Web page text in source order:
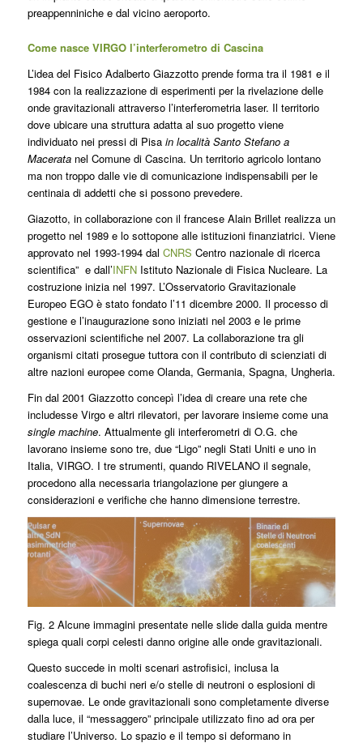
preappenniniche e dal vicino aeroporto.
Come nasce VIRGO l’interferometro di Cascina
L’idea del Fisico Adalberto Giazzotto prende forma tra il 1981 e il
1984 con la realizzazione di esperimenti per la rivelazione delle
onde gravitazionali attraverso l’interferometria laser. Il territorio
dove ubicare una struttura adatta al suo progetto viene
individuato nei pressi di Pisa in località Santo Stefano a
Maceratanel Comune di Cascina. Un territorio agricolo lontano
ma non troppo dalle vie di comunicazione indispensabili per le
centinaia di addetti che si possono prevedere.
Giazotto, in collaborazione con il francese Alain Brillet realizza un
progetto nel 1989 e lo sottopone alle istituzioni finanziatrici. Viene
approvato nel 1993-1994 dal CNRS Centro nazionale di ricerca
scientifica” e dall’INFNIstituto Nazionale di Fisica Nucleare. La
costruzione inizia nel 1997. L’Osservatorio Gravitazionale
Europeo EGO è stato fondato l’11 dicembre 2000. Il processo di
gestione e l’inaugurazione sono iniziati nel 2003 e le prime
osservazioni scientifiche nel 2007. La collaborazione tra gli
organismi citati prosegue tuttora con il contributo di scienziati di
altre nazioni europee come Olanda, Germania, Spagna, Ungheria.
Fin dal 2001 Giazzotto concepì l’idea di creare una rete che
includesse Virgo e altri rilevatori, per lavorare insieme come una
single machine. Attualmente gli interferometri di O.G. che
lavorano insieme sono tre, due “Ligo” negli Stati Uniti e uno in
Italia, VIRGO. I tre strumenti, quando RIVELANO il segnale,
procedono alla necessaria triangolazione per giungere a
considerazioni e verifiche che hanno dimensione terrestre.
Fig. 2 Alcune immagini presentate nelle slide dalla guida mentre
spiega quali corpi celesti danno origine alle onde gravitazionali.
Questo succede in molti scenari astrofisici, inclusa la
coalescenza di buchi neri e/o stelle di neutroni o esplosioni di
supernovae. Le onde gravitazionali sono completamente diverse
dalla luce, il “messaggero” principale utilizzato fino ad ora per
studiare l’Universo. Lo spazio e il tempo si deformano in